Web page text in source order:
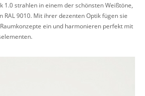
1.0 strahlen in einem der schönsten Weißtöne,
RAL 9010. Mit ihrer dezenten Optik fügen sie
ein und harmonieren perfekt mit